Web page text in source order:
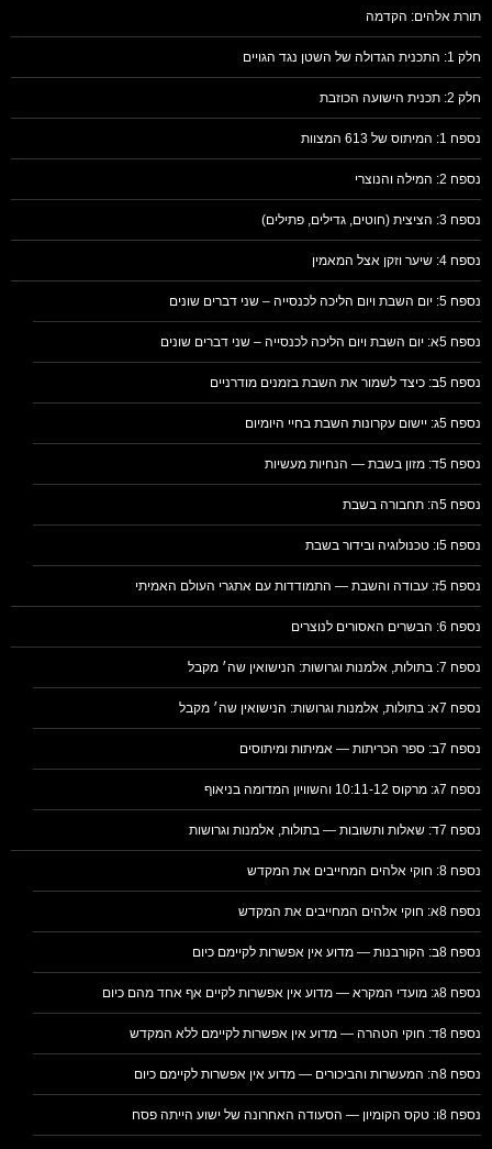
תורת אלהים: הקדמה
חלק 1: התכנית הגדולה של השטן נגד הגויים
חלק 2: תכנית הישועה הכוזבת
נספח 1: המיתוס של 613 המצוות
נספח 2: המילה והנוצרי
נספח 3: הציצית (חוטים, גדילים, פתילים)
נספח 4: שיער וזקן אצל המאמין
נספח 5: יום השבת ויום הליכה לכנסייה – שני דברים שונים
נספח 5א: יום השבת ויום הליכה לכנסייה – שני דברים שונים
נספח 5ב: כיצד לשמור את השבת בזמנים מודרניים
נספח 5ג: יישום עקרונות השבת בחיי היומיום
נספח 5ד: מזון בשבת — הנחיות מעשיות
נספח 5ה: תחבורה בשבת
נספח 5ו: טכנולוגיה ובידור בשבת
נספח 5ז: עבודה והשבת — התמודדות עם אתגרי העולם האמיתי
נספח 6: הבשרים האסורים לנוצרים
נספח 7: בתולות, אלמנות וגרושות: הנישואין שה׳ מקבל
נספח 7א: בתולות, אלמנות וגרושות: הנישואין שה׳ מקבל
נספח 7ב: ספר הכריתות — אמיתות ומיתוסים
נספח 7ג: מרקוס 10:11-12 והשוויון המדומה בניאוף
נספח 7ד: שאלות ותשובות — בתולות, אלמנות וגרושות
נספח 8: חוקי אלהים המחייבים את המקדש
נספח 8א: חוקי אלהים המחייבים את המקדש
נספח 8ב: הקורבנות — מדוע אין אפשרות לקיימם כיום
נספח 8ג: מועדי המקרא — מדוע אין אפשרות לקיים אף אחד מהם כיום
נספח 8ד: חוקי הטהרה — מדוע אין אפשרות לקיימם ללא המקדש
נספח 8ה: המעשרות והביכורים — מדוע אין אפשרות לקיימם כיום
נספח 8ו: טקס הקומיון — הסעודה האחרונה של ישוע הייתה פסח